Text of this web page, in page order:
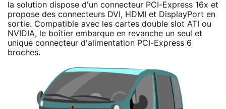
la solution dispose d'un connecteur PCI-Express 16x et
propose des connecteurs DVI, HDMI et DisplayPort en
sortie. Compatible avec les cartes double slot ATI ou
NVIDIA, le boîtier embarque en revanche un seul et
unique connecteur d'alimentation PCI-Express 6
broches.